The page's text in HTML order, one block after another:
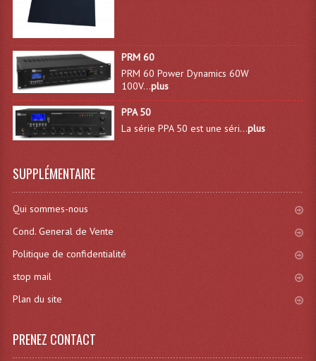
Machines À Effet Brouillard
Machines À Fumée Lourde
Machines À Mousse, Neige, Liquides
PRM 60
PRM 60 Power Dynamics 60W
100V...plus
PPA 50
La série PPA 50 est une séri...plus
SUPPLÉMENTAIRE
Qui sommes-nous
Cond. General de Vente
Politique de confidentialité
stop mail
Plan du site
PRENEZ CONTACT